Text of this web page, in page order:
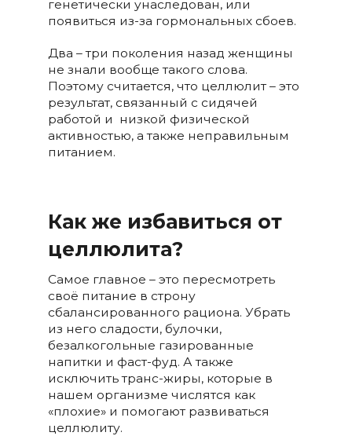
генетически унаследован, или
появиться из-за гормональных сбоев.
Два – три поколения назад женщины
не знали вообще такого слова.
Поэтому считается, что целлюлит – это
результат, связанный с сидячей
работой и низкой физической
активностью, а также неправильным
питанием.
Как же избавиться от
целлюлита?
Самое главное – это пересмотреть
своё питание в строну
сбалансированного рациона. Убрать
из него сладости, булочки,
безалкогольные газированные
напитки и фаст-фуд. А также
исключить транс-жиры, которые в
нашем организме числятся как
«плохие» и помогают развиваться
целлюлиту.